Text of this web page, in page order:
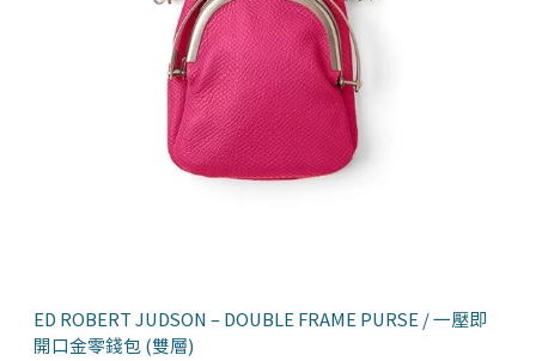
ED ROBERT JUDSON – DOUBLE FRAME PURSE / 一壓即
開口金零錢包 (雙層)